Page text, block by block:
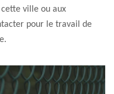
cette ville ou aux
pour le travail de